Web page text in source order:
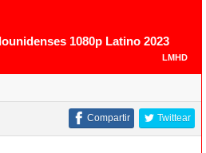
1080p Latino 2023
LMHD
Twittear
Compartir